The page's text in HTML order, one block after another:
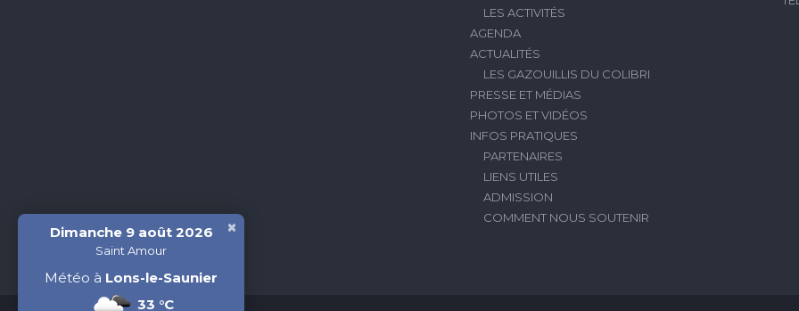
LES ACTIVITÉS
AGENDA
ACTUALITÉS
LES GAZOUILLIS DU COLIBRI
PRESSE ET MÉDIAS
PHOTOS ET VIDÉOS
INFOS PRATIQUES
PARTENAIRES
LIENS UTILES
ADMISSION
COMMENT NOUS SOUTENIR
Dimanche 9 août 2026
Saint Amour
Météo à Lons-le-Saunier
33 °C
×